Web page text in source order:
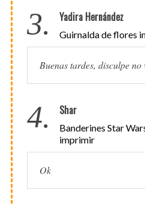
3. Yadira Hernández
Guirnalda de flores
Buenas tardes, disculpe no
4. Shar
Banderines Star
imprimir
Ok